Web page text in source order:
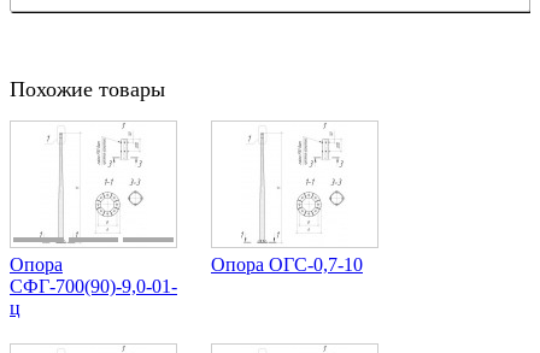
Похожие товары
Опора
СФГ-700(90)-9,0-01-
ц
Опора ОГС-0,7-10